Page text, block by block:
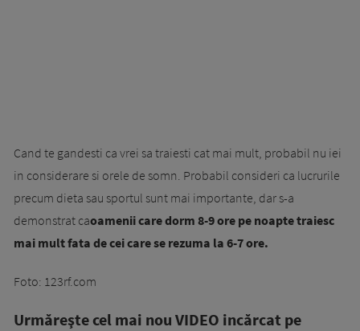
Cand te gandesti ca vrei sa traiesti cat mai mult, probabil nu iei
in considerare si orele de somn. Probabil consideri ca lucrurile
precum dieta sau sportul sunt mai importante, dar s-a
demonstrat caoamenii care dorm 8-9 ore pe noapte traiesc
mai mult fata de cei care se rezuma la 6-7 ore.
Foto: 123rf.com
Urmăreşte cel mai nou VIDEO incărcat pe